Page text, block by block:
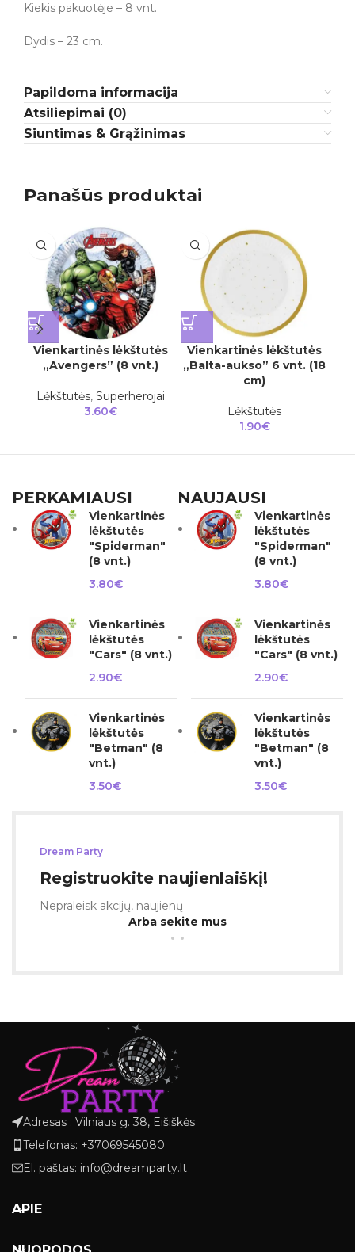
Kiekis pakuotėje – 8 vnt.
Dydis – 23 cm.
Papildoma informacija
Atsiliepimai (0)
Siuntimas & Grąžinimas
Panašūs produktai
Vienkartinės lėkštutės
„Avengers” (8 vnt.)
Lėkštutės, Superherojai
3.60€
Vienkartinės lėkštutės
„Balta-aukso” 6 vnt. (18
cm)
Lėkštutės
1.90€
PERKAMIAUSI
Vienkartinės
lėkštutės
"Spiderman"
(8 vnt.)
3.80€
Vienkartinės
lėkštutės
"Cars" (8 vnt.)
2.90€
Vienkartinės
lėkštutės
"Betman" (8
vnt.)
3.50€
NAUJAUSI
Vienkartinės
lėkštutės
"Spiderman"
(8 vnt.)
3.80€
Vienkartinės
lėkštutės
"Cars" (8 vnt.)
2.90€
Vienkartinės
lėkštutės
"Betman" (8
vnt.)
3.50€
Dream Party
Registruokite naujienlaiškį!
Nepraleisk akcijų, naujienų
Arba sekite mus
Adresas : Vilniaus g. 38, Eišiškės
Telefonas: +37069545080
El. paštas: info@dreamparty.lt
APIE